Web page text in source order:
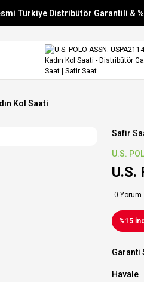
Türkiye Distribütör Garantili &
Vade Farksız 6
Aynı Gün Stoktan
Kol Saati
Safir
U.S.
U.S.
0 Yorum
%15
Garanti
Havale